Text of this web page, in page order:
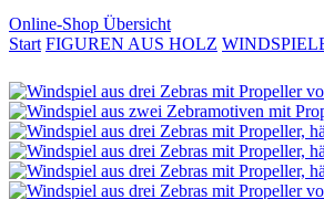
Online-Shop Übersicht
Start FIGUREN AUS HOLZ